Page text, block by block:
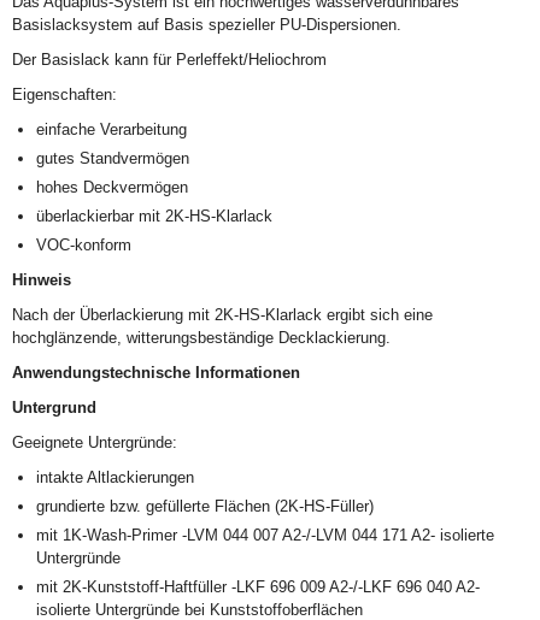
Basislacksystem auf Basis spezieller PU-Dispersionen.
Der Basislack kann für Perleffekt/Heliochrom
Eigenschaften:
einfache Verarbeitung
gutes Standvermögen
hohes Deckvermögen
überlackierbar mit 2K-HS-Klarlack
VOC-konform
Hinweis
Nach der Überlackierung mit 2K-HS-Klarlack ergibt sich eine
hochglänzende, witterungsbeständige Decklackierung.
Anwendungstechnische Informationen
Untergrund
Geeignete Untergründe:
intakte Altlackierungen
grundierte bzw. gefüllerte Flächen (2K-HS-Füller)
mit 1K-Wash-Primer -LVM 044 007 A2-/-LVM 044 171 A2- isolierte
Untergründe
mit 2K-Kunststoff-Haftfüller -LKF 696 009 A2-/-LKF 696 040 A2-
isolierte Untergründe bei Kunststoffoberflächen